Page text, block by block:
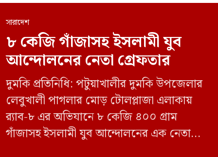
সারাদেশ
৮ কেজি গাঁজাসহ ইসলামী যুব
আন্দোলনের নেতা গ্রেফতার
দুমকি প্রতিনিধি: পটুয়াখালীর দুমকি উপজেলার
লেবুখালী পাগলার মোড় টোলপ্লাজা এলাকায়
র‍্যাব-৮ এর অভিযানে ৮ কেজি ৪০০ গ্রাম
গাঁজাসহ ইসলামী যুব আন্দোলনের এক নেতাকে